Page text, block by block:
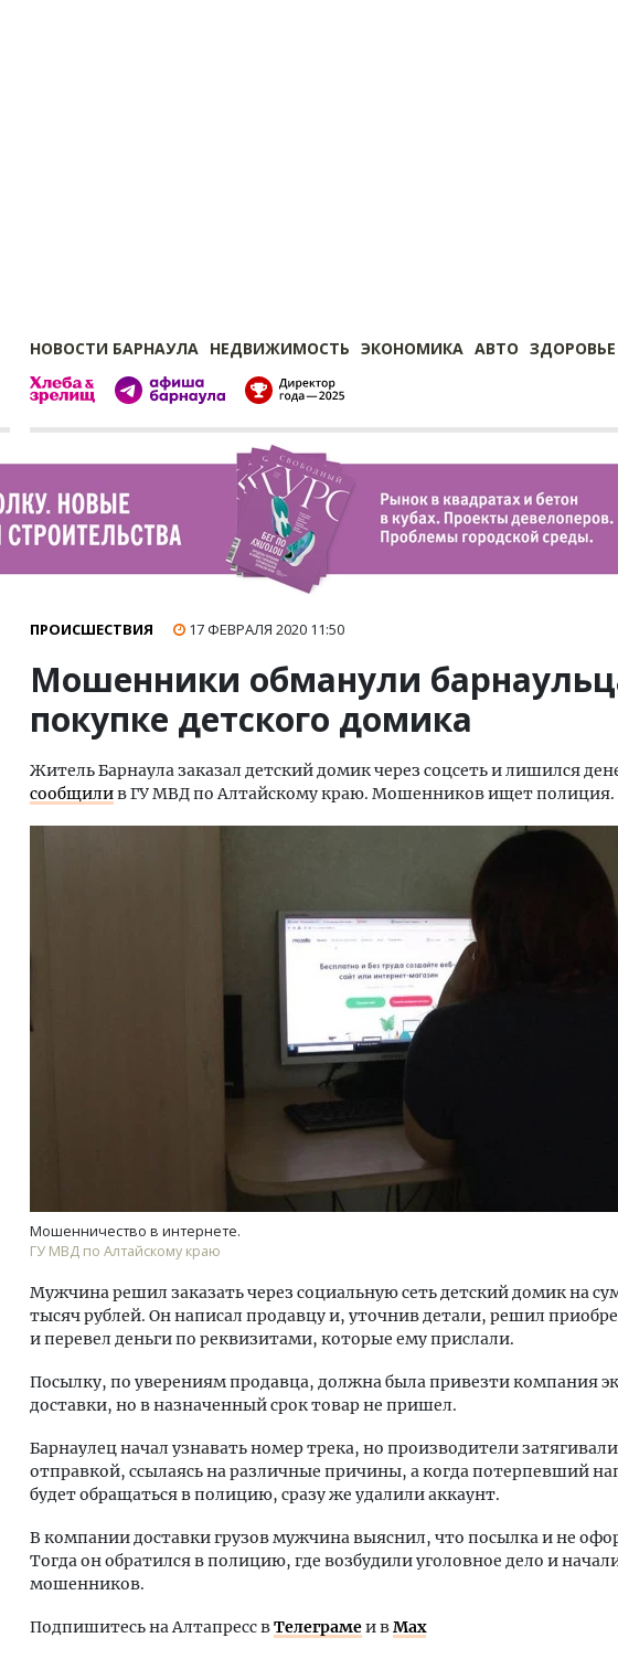
НОВОСТИ БАРНАУЛА НЕДВИЖИМОСТЬ ЭКОНОМИКА АВТО ЗДОРОВЬЕ
ПРОИСШЕСТВИЯ 17 ФЕВРАЛЯ 2020 11:50
Мошенники обманули
покупке детского домика
Житель Барнаула заказал детский домик через соцсеть и лишился
сообщилив ГУ МВД по Алтайскому краю. Мошенников ищет полиция.
Мошенничество в интернете.
ГУ МВД по Алтайскому краю
Мужчина решил заказать через социальную сеть детский домик на
тысяч рублей. Он написал продавцу и, уточнив детали, решил
и перевел деньги по реквизитами, которые ему прислали.
Посылку, по уверениям продавца, должна была привезти компания
доставки, но в назначенный срок товар не пришел.
Барнаулец начал узнавать номер трека, но производители затягивали
отправкой, ссылаясь на различные причины, а когда потерпевший
будет обращаться в полицию, сразу же удалили аккаунт.
В компании доставки грузов мужчина выяснил, что посылка и не
Тогда он обратился в полицию, где возбудили уголовное дело и
мошенников.
Подпишитесь на Алтапресс вТелеграмеи вMax
Смелость архитектурных идей.
Генеральный директор компании
трендах в фасадах и развитии рынка
Ищем новые берега.
СТРОИТЕЛЬСТВО